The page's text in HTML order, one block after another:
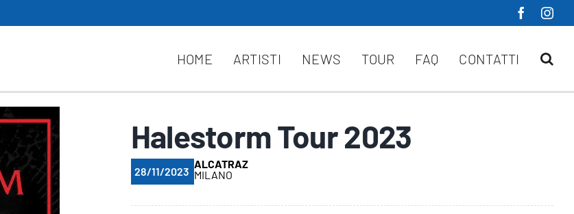
HOME ARTISTI NEWS TOUR FAQ CONTATTI
Halestorm Tour 2023
28/11/2023
ALCATRAZ
MILANO